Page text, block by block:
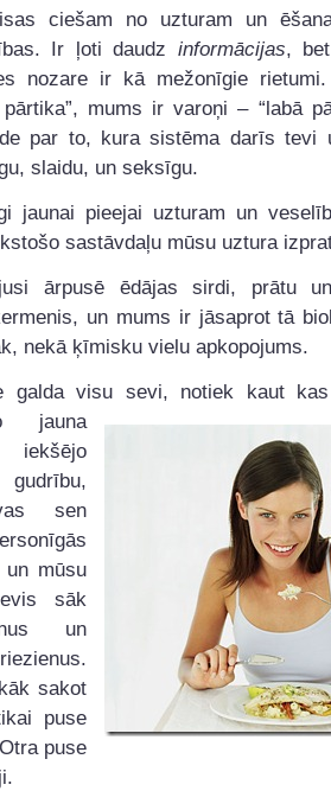
ciešam no uzturam un
Ir ļoti daudz informācijas,
nozare ir kā mežonīgie
mums ir varoņi – “labā
par to, kura sistēma darīs tevi
slaidu, un seksīgu.
jaunai pieejai uzturam un
sastāvdaļu mūsu uztura
ārpusē ēdājas sirdi, prātu
un mums ir jāsaprot tā
nekā ķīmisku vielu apkopojums.
galda visu sevi, notiek kaut
jauna
sen
un mūsu
sāk
un
sakot
puse
puse